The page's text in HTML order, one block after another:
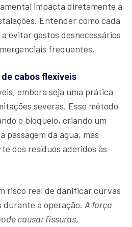
impacta diretamente a
Entender como cada
evitar gastos desnecessários
frequentes.
cabos flexíveis
embora seja uma prática
severas. Esse método
o bloqueio, criando um
passagem da água, mas
dos resíduos aderidos às
risco real de danificar curvas
durante a operação. A força
causar fissuras,